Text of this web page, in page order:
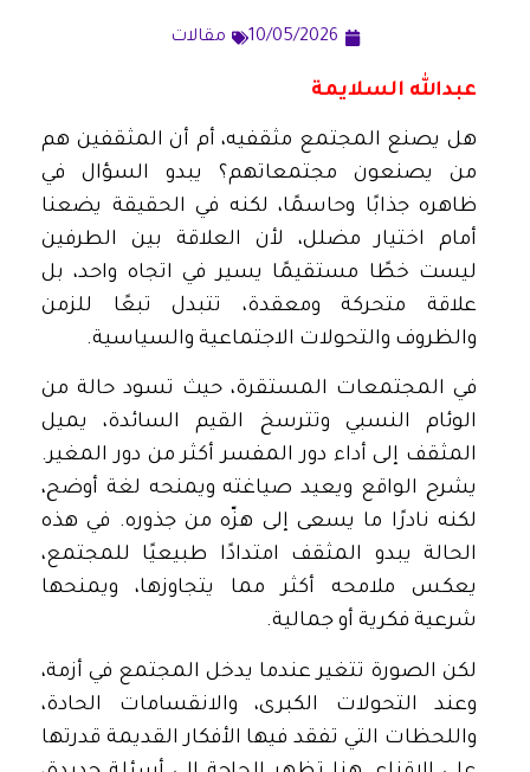
10/05/2026 مقالات
عبدالله السلايمة
هل يصنع المجتمع مثقفيه، أم أن المثقفين هم
من يصنعون مجتمعاتهم؟ يبدو السؤال في
ظاهره جذابًا وحاسمًا، لكنه في الحقيقة يضعنا
أمام اختيار مضلل، لأن العلاقة بين الطرفين
ليست خطًا مستقيمًا يسير في اتجاه واحد، بل
علاقة متحركة ومعقدة، تتبدل تبعًا للزمن
والظروف والتحولات الاجتماعية والسياسية.
في المجتمعات المستقرة، حيث تسود حالة من
الوئام النسبي وتترسخ القيم السائدة، يميل
المثقف إلى أداء دور المفسر أكثر من دور المغير.
يشرح الواقع ويعيد صياغته ويمنحه لغة أوضح،
لكنه نادرًا ما يسعى إلى هزّه من جذوره. في هذه
الحالة يبدو المثقف امتدادًا طبيعيًا للمجتمع،
يعكس ملامحه أكثر مما يتجاوزها، ويمنحها
شرعية فكرية أو جمالية.
لكن الصورة تتغير عندما يدخل المجتمع في أزمة،
وعند التحولات الكبرى، والانقسامات الحادة،
واللحظات التي تفقد فيها الأفكار القديمة قدرتها